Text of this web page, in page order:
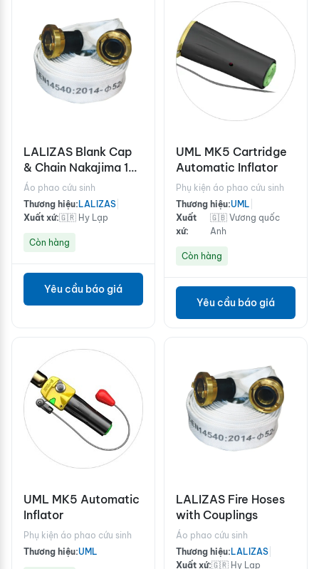
LALIZAS Blank Cap
& Chain Νakajima 1
1/2'' Brass
Áo phao cứu sinh
Thương hiệu: LALIZAS
Xuất xứ:🇬🇷 Hy Lạp
Còn hàng
Yêu cầu báo giá
UML MK5 Cartridge
Automatic Inflator
Phụ kiện áo phao cứu sinh
Thương hiệu:UML
Xuất
xứ:
🇬🇧 Vương quốc
Anh
Còn hàng
Yêu cầu báo giá
UML MK5 Automatic
Inflator
Phụ kiện áo phao cứu sinh
Thương hiệu:UML
LALIZAS Fire Hoses
with Couplings
Áo phao cứu sinh
Thương hiệu: LALIZAS
Xuất xứ:🇬🇷 Hy Lạp